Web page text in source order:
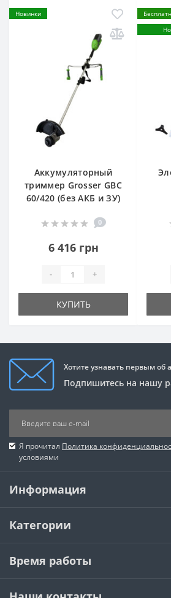
Новинки
Аккумуляторный
триммер Grosser GBC
60/420 (без АКБ и ЗУ)
0
6 416 грн
- +
КУПИТЬ
Хотите узнавать первым об
Подпишитесь на нашу
Я прочитал Политика
условиями
Информация
Категории
Время работы